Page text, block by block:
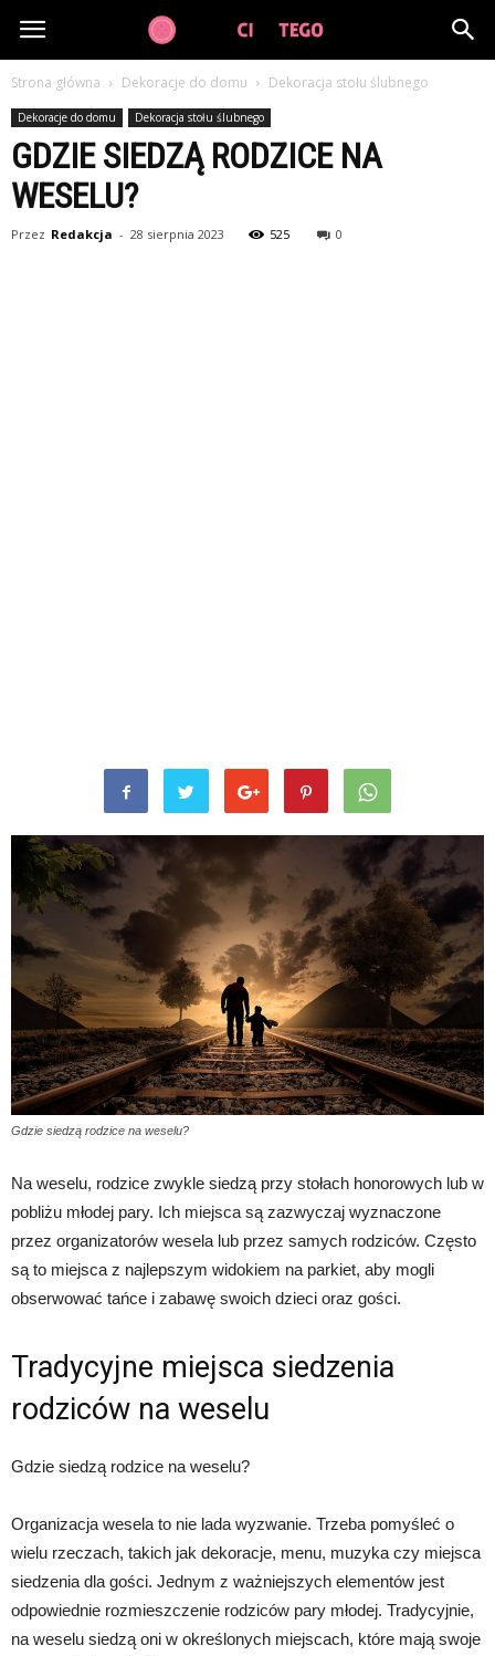
GuzikCiDoTego.pl
Strona główna Dekoracje do domu Dekoracja stołu ślubnego
Dekoracje do domu Dekoracja stołu ślubnego
GDZIE SIEDZĄ RODZICE NA
WESELU?
Przez Redakcja - 28 sierpnia 2023 525 0
Gdzie siedzą rodzice na weselu?
Na weselu, rodzice zwykle siedzą przy stołach honorowych lub w
pobliżu młodej pary. Ich miejsca są zazwyczaj wyznaczone
przez organizatorów wesela lub przez samych rodziców. Często
są to miejsca z najlepszym widokiem na parkiet, aby mogli
obserwować tańce i zabawę swoich dzieci oraz gości.
Tradycyjne miejsca siedzenia
rodziców na weselu
Gdzie siedzą rodzice na weselu?
Organizacja wesela to nie lada wyzwanie. Trzeba pomyśleć o
wielu rzeczach, takich jak dekoracje, menu, muzyka czy miejsca
siedzenia dla gości. Jednym z ważniejszych elementów jest
odpowiednie rozmieszczenie rodziców pary młodej. Tradycyjnie,
na weselu siedzą oni w określonych miejscach, które mają swoje